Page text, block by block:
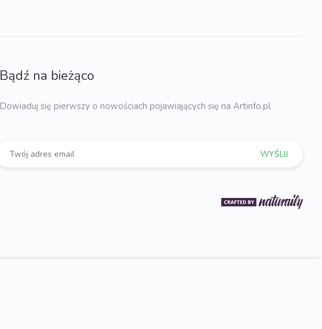
Bądź na bieżąco
Dowiaduj się pierwszy o nowościach pojawiających się na Artinfo.pl
WYŚLIJ